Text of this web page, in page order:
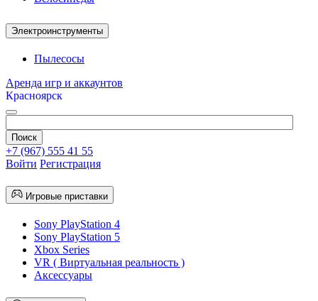
Электроинструменты
Пылесосы
Аренда игр и аккаунтов
Красноярск
+7 (967) 555 41 55
Войти Регистрация
Игровые приставки
Sony PlayStation 4
Sony PlayStation 5
Xbox Series
VR ( Виртуальная реальность )
Аксессуары